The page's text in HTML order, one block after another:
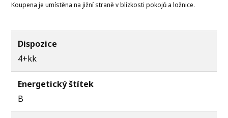
Koupena je umístěna na jižní straně v blízkosti pokojů a ložnice.
Dispozice
4+kk
Energetický štítek
B